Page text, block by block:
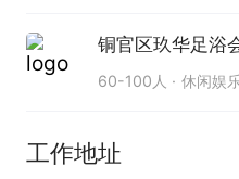
4. 熟练使用收银系统。
5. 具备较强的学习能力
铜官区玖华足浴
60-100人 休闲娱
工作地址